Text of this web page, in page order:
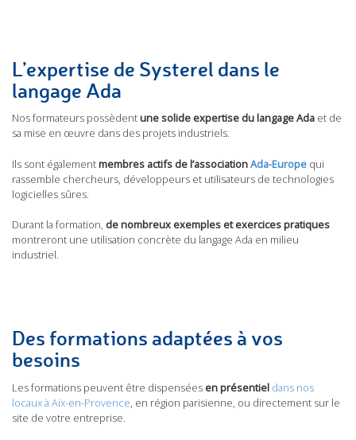
L’expertise de Systerel dans le
langage Ada
Nos formateurs possèdentune solide expertise du langage Ada et de
sa mise en œuvre dans des projets industriels.
Ils sont égalementmembres actifs de l’associationAda-Europe qui
rassemble chercheurs, développeurs et utilisateurs de technologies
logicielles sûres.
Durant la formation, de nombreux exemples et exercices pratiques
montreront une utilisation concrète du langage Ada en milieu
industriel.
Des formations adaptées à vos
besoins
Les formations peuvent être dispensées en présentiel dans nos
locaux à Aix-en-Provence, en région parisienne, ou directement sur le
site de votre entreprise.